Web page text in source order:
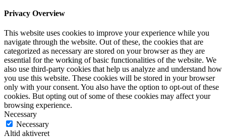
Privacy Overview
This website uses cookies to improve your experience while you
navigate through the website. Out of these, the cookies that are
categorized as necessary are stored on your browser as they are
essential for the working of basic functionalities of the website. We
also use third-party cookies that help us analyze and understand how
you use this website. These cookies will be stored in your browser
only with your consent. You also have the option to opt-out of these
cookies. But opting out of some of these cookies may affect your
browsing experience.
Necessary
Necessary
Altid aktiveret